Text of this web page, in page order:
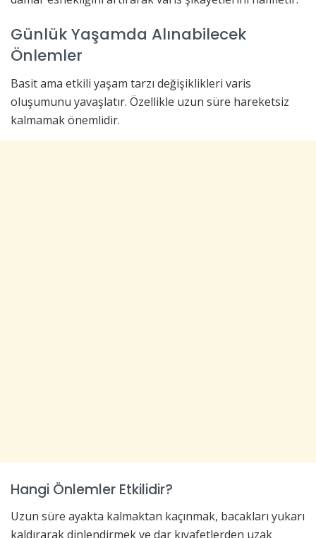
Günlük Yaşamda Alınabilecek
Önlemler
Basit ama etkili yaşam tarzı değişiklikleri varis
oluşumunu yavaşlatır. Özellikle uzun süre hareketsiz
kalmamak önemlidir.
Hangi Önlemler Etkilidir?
Uzun süre ayakta kalmaktan kaçınmak, bacakları yukarı
kaldırarak dinlendirmek ve dar kıyafetlerden uzak